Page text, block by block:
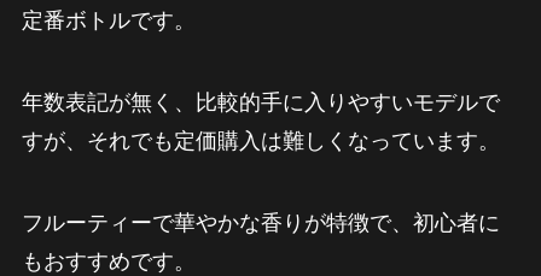
定番ボトルです。
年数表記が無く、比較的手に入りやすいモデルで
すが、それでも定価購入は難しくなっています。
フルーティーで華やかな香りが特徴で、初心者に
もおすすめです。